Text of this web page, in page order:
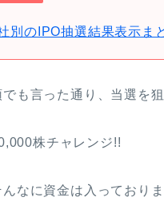
別のIPO抽選結果表示ま
も言った通り、当選を
株チャレンジ!!
なに資金は入っておりま